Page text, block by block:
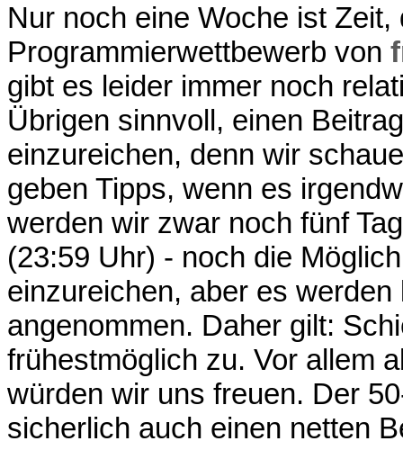
Nur noch eine Woche ist
Programmierwettbewerb von
gibt es leider immer noch
Übrigen sinnvoll, einen
einzureichen, denn wir
geben Tipps, wenn es
werden wir zwar noch fünf
(23:59 Uhr) - noch die
einzureichen, aber es
angenommen. Daher gilt:
frühestmöglich zu. Vor allem
würden wir uns freuen. Der
sicherlich auch einen netten